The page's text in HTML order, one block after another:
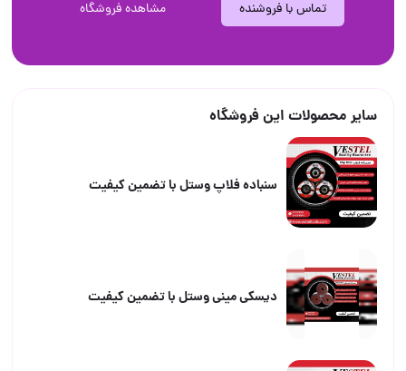
تماس با فروشنده مشاهده فروشگاه
سایر محصولات این فروشگاه
سنباده فلاپ وستل با تضمین کیفیت
دیسکی مینی وستل با تضمین کیفیت